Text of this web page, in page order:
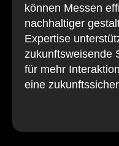
können Messen
nachhaltiger
Expertise
zukunftsweisende
für mehr
eine